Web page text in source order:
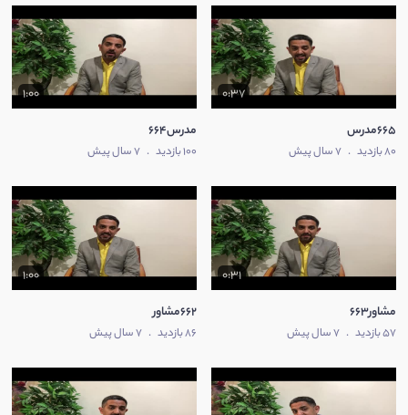
0:37
665مدرس
80 بازدید . 7 سال پیش
1:00
مدرس664
100 بازدید . 7 سال پیش
0:31
مشاور663
57 بازدید . 7 سال پیش
1:00
662مشاور
86 بازدید . 7 سال پیش